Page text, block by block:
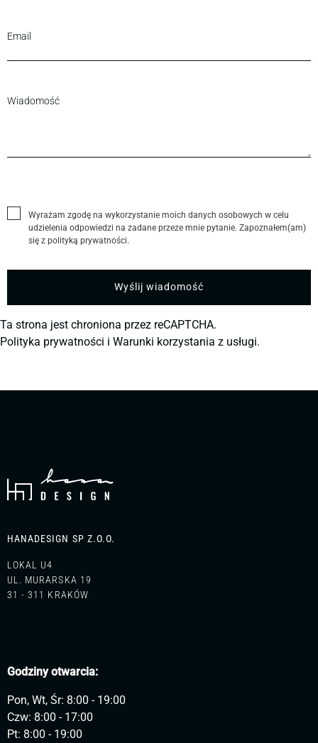
Wyrażam zgodę na wykorzystanie moich danych osobowych w celu
udzielenia odpowiedzi na zadane przeze mnie pytanie. Zapoznałem(am)
się z polityką prywatności.
Ta strona jest chroniona przez reCAPTCHA.
Polityka prywatności i Warunki korzystania z usługi.
HANADESIGN SP Z.O.O.
LOKAL U4
UL. MURARSKA 19
31 - 311 KRAKÓW
Godziny otwarcia:
Pon, Wt, Śr: 8:00 - 19:00
Czw: 8:00 - 17:00
Pt: 8:00 - 19:00